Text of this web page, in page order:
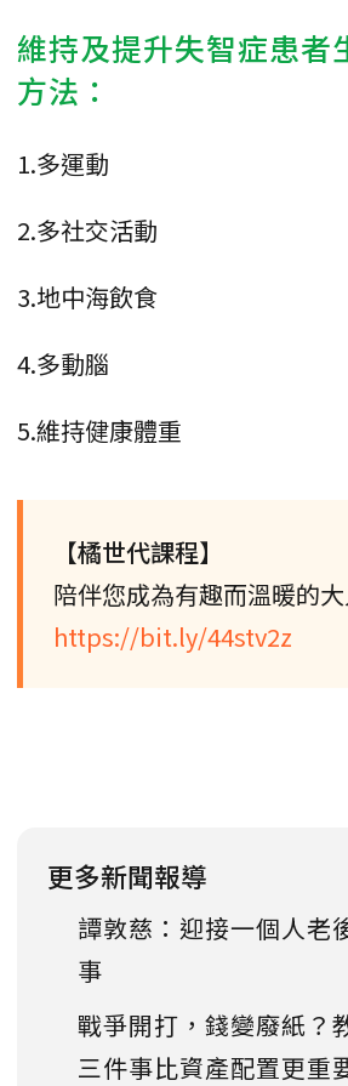
維持及提升失智症患者
方法：
1.多運動
2.多社交活動
3.地中海飲食
4.多動腦
5.維持健康體重
【橘世代課程】
陪伴您成為有趣而溫暖的大
https://bit.ly/44stv2z
更多新聞報導
譚敦慈：迎接一個人老
事
戰爭開打，錢變廢紙？
三件事比資產配置更重